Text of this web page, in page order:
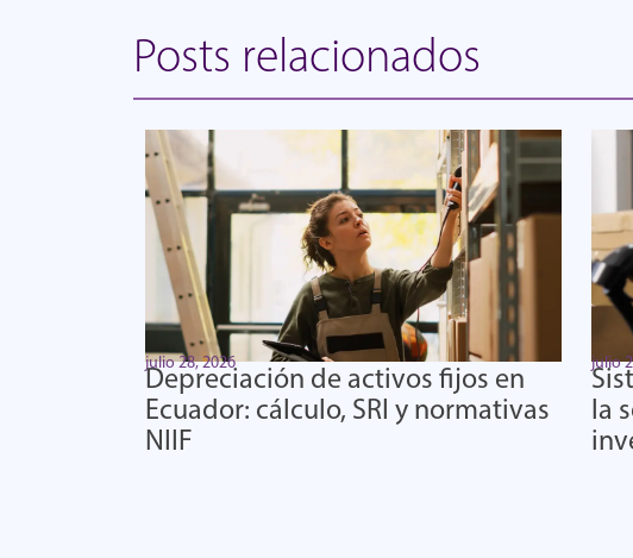
Posts relacionados
julio 28, 2026
Depreciación de activos fijos en
Ecuador: cálculo, SRI y normativas
NIIF
julio
la